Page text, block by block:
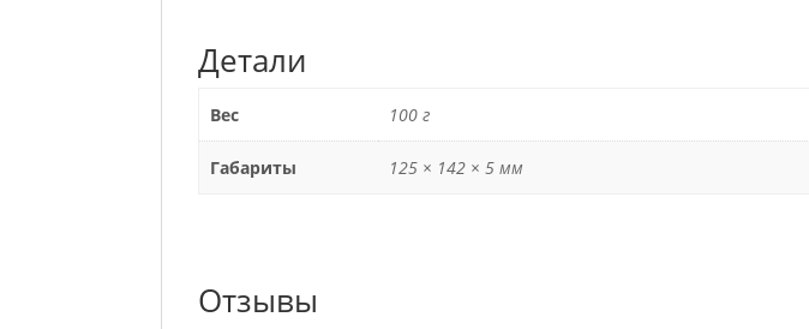
Детали
Вес 100 г
Габариты 125 × 142 × 5 мм
Отзывы